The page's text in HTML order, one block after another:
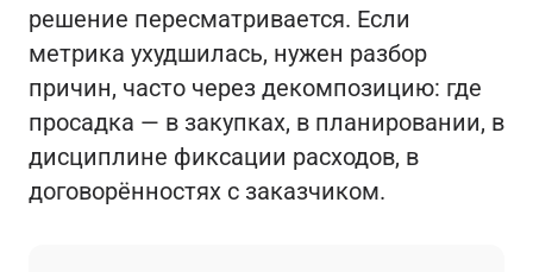
решение пересматривается. Если
метрика ухудшилась, нужен разбор
причин, часто через декомпозицию: где
просадка — в закупках, в планировании, в
дисциплине фиксации расходов, в
договорённостях с заказчиком.